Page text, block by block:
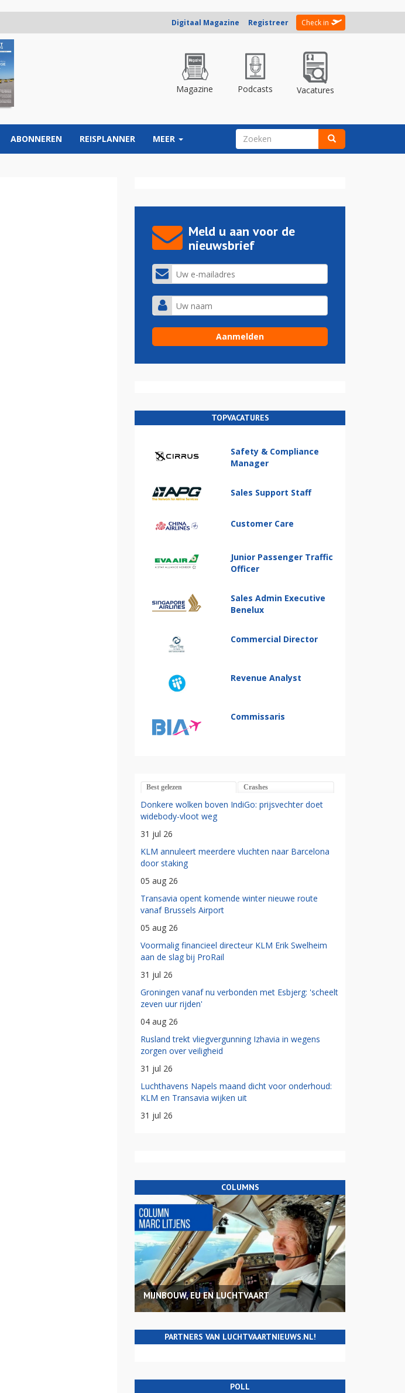
Digitaal Magazine Registreer Check in
Magazine Podcasts Vacatures
ABONNEREN REISPLANNER MEER ZOEKVELD
Meld u aan voor de
nieuwsbrief
TOPVACATURES
Safety & Compliance
Manager
Sales Support Staff
Customer Care
Junior Passenger Traffic
Officer
Sales Admin Executive
Benelux
Commercial Director
Revenue Analyst
Commissaris
Best gelezen Crashes
Donkere wolken boven IndiGo: prijsvechter doet
widebody-vloot weg
31 jul 26
KLM annuleert meerdere vluchten naar Barcelona
door staking
05 aug 26
Transavia opent komende winter nieuwe route
vanaf Brussels Airport
05 aug 26
Voormalig financieel directeur KLM Erik Swelheim
aan de slag bij ProRail
31 jul 26
Groningen vanaf nu verbonden met Esbjerg: 'scheelt
zeven uur rijden'
04 aug 26
Rusland trekt vliegvergunning Izhavia in wegens
zorgen over veiligheid
31 jul 26
Luchthavens Napels maand dicht voor onderhoud:
KLM en Transavia wijken uit
31 jul 26
COLUMNS
MIJNBOUW, EU EN LUCHTVAART
PARTNERS VAN LUCHTVAARTNIEUWS.NL!
POLL